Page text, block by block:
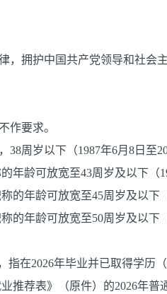
，拥护中国共产党领导和社会主
作要求。
38周岁以下（1987年6月8日至
年龄可放宽至43周岁及以下（
的年龄可放宽至45周岁及以下
的年龄可放宽至50周岁及以下
指在2026年毕业并已取得学历
推荐表》（原件）的2026年